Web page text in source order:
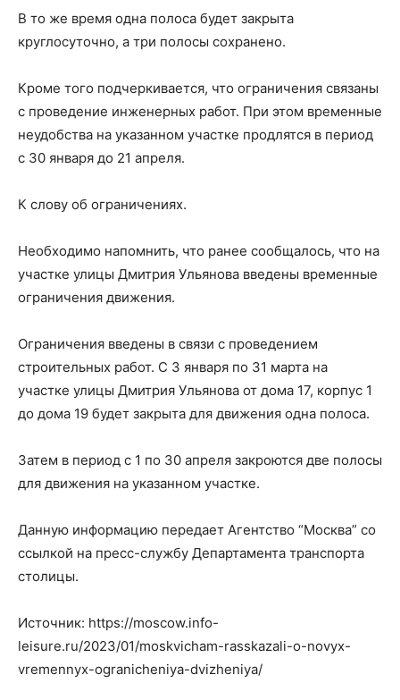
В то же время одна полоса будет закрыта
круглосуточно, а три полосы сохранено.
Кроме того подчеркивается, что ограничения связаны
с проведение инженерных работ. При этом временные
неудобства на указанном участке продлятся в период
с 30 января до 21 апреля.
К слову об ограничениях.
Необходимо напомнить, что ранее сообщалось, что на
участке улицы Дмитрия Ульянова введены временные
ограничения движения.
Ограничения введены в связи с проведением
строительных работ. С 3 января по 31 марта на
участке улицы Дмитрия Ульянова от дома 17, корпус 1
до дома 19 будет закрыта для движения одна полоса.
Затем в период с 1 по 30 апреля закроются две полосы
для движения на указанном участке.
Данную информацию передает Агентство “Москва” со
ссылкой на пресс-службу Департамента транспорта
столицы.
Источник: https://moscow.info-
leisure.ru/2023/01/moskvicham-rasskazali-o-novyx-
vremennyx-ogranicheniya-dvizheniya/